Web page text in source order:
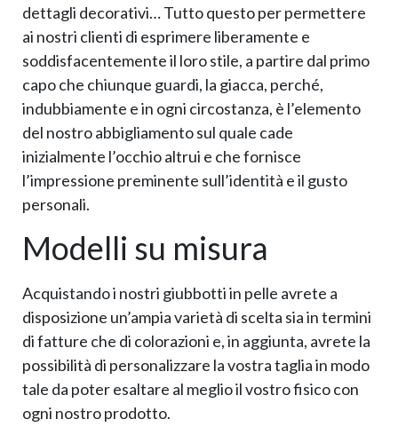
dettagli decorativi… Tutto questo per permettere
ai nostri clienti di esprimere liberamente e
soddisfacentemente il loro stile, a partire dal primo
capo che chiunque guardi, la giacca, perché,
indubbiamente e in ogni circostanza, è l’elemento
del nostro abbigliamento sul quale cade
inizialmente l’occhio altrui e che fornisce
l’impressione preminente sull’identità e il gusto
personali.
Modelli su misura
Acquistando i nostri giubbotti in pelle avrete a
disposizione un’ampia varietà di scelta sia in termini
di fatture che di colorazioni e, in aggiunta, avrete la
possibilità di personalizzare la vostra taglia in modo
tale da poter esaltare al meglio il vostro fisico con
ogni nostro prodotto.